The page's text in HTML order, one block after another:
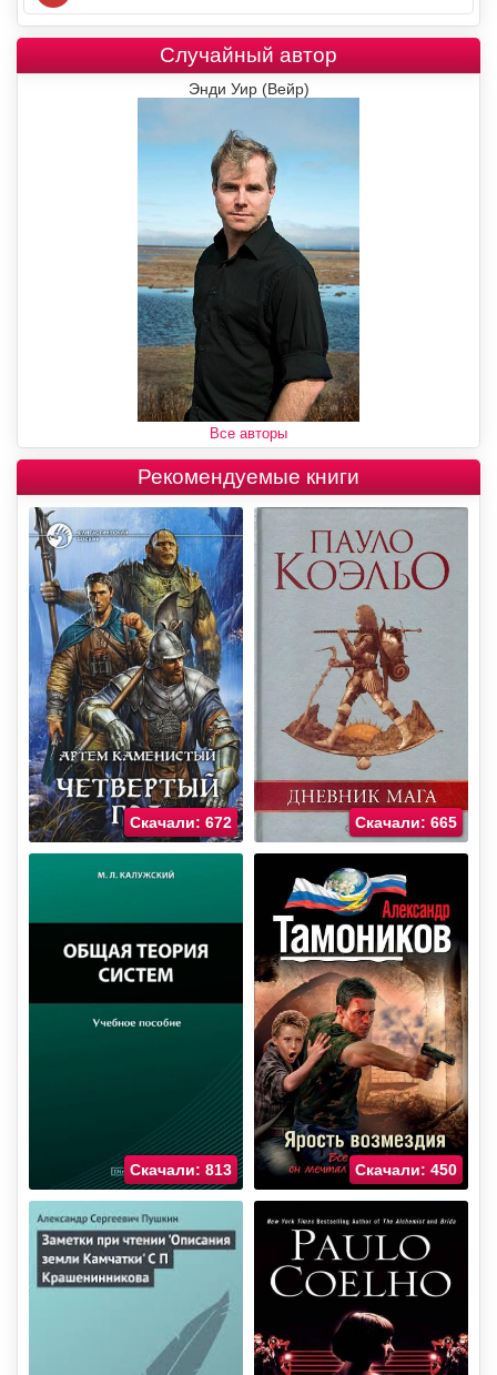
Случайный автор
Энди Уир (Вейр)
Все авторы
Рекомендуемые книги
Скачали: 672 Скачали: 665
Скачали: 813 Скачали: 450